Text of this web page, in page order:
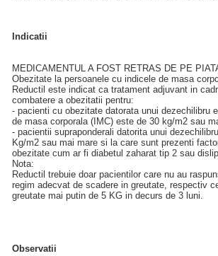
Indicatii
MEDICAMENTUL A FOST RETRAS DE PE
Obezitate la persoanele cu indicele de masa
Reductil este indicat ca tratament adjuvant in
combatere a obezitatii pentru:
- pacienti cu obezitate datorata unui dezechilibru
de masa corporala (IMC) este de 30 kg/m2 sau
- pacientii supraponderali datorita unui
Kg/m2 sau mai mare si la care sunt prezenti
obezitate cum ar fi diabetul zaharat tip 2 sau
Nota:
Reductil trebuie doar pacientilor care nu au
regim adecvat de scadere in greutate, respectiv
greutate mai putin de 5 KG in decurs de 3 luni.
Observatii